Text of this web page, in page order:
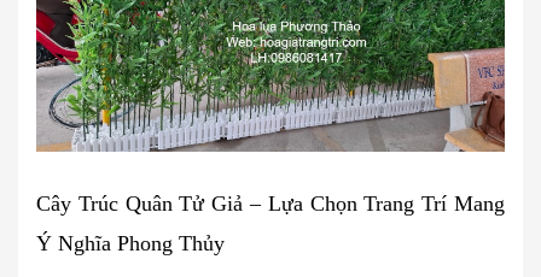
Cây Trúc Quân Tử Giả – Lựa Chọn Trang Trí Mang
Ý Nghĩa Phong Thủy